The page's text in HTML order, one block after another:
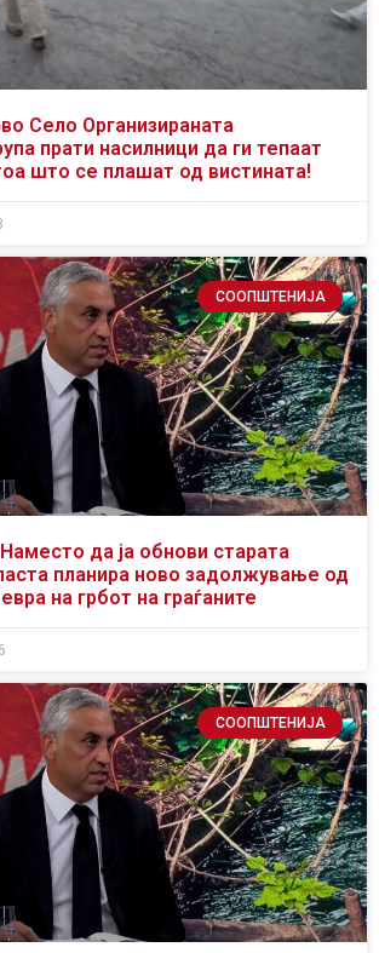
Село Организираната
прати насилници да ги тепаат
што се плашат од вистината!
СООПШТЕНИЈА
да ја обнови старата
планира ново задолжување од
на грбот на граѓаните
СООПШТЕНИЈА